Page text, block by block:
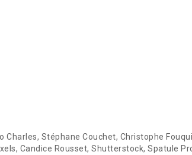
Charles, Stéphane Couchet, Christophe
Candice Rousset, Shutterstock, Spatule